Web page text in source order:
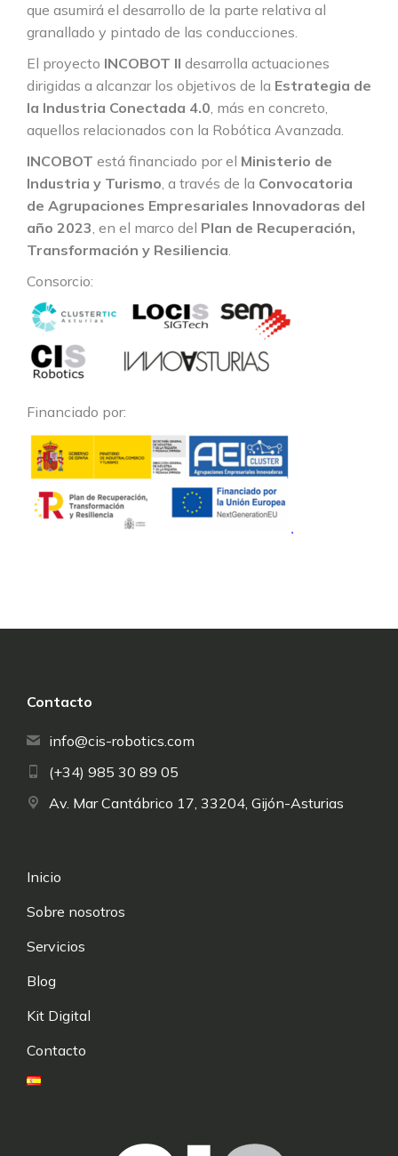
que asumirá el desarrollo de la parte relativa al
granallado y pintado de las conducciones.
El proyecto INCOBOT II desarrolla actuaciones
dirigidas a alcanzar los objetivos de la Estrategia de
la Industria Conectada 4.0, más en concreto,
aquellos relacionados con la Robótica Avanzada.
INCOBOT está financiado por el Ministerio de
Industria y Turismo, a través de la Convocatoria
de Agrupaciones Empresariales Innovadoras del
año 2023, en el marco del Plan de Recuperación,
Transformación y Resiliencia.
Consorcio:
Financiado por:
Contacto
info@cis-robotics.com
(+34) 985 30 89 05
Av. Mar Cantábrico 17, 33204, Gijón-Asturias
Inicio
Sobre nosotros
Servicios
Blog
Kit Digital
Contacto